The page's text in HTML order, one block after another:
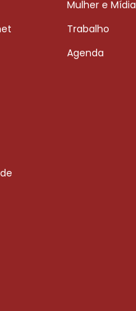
Mulher e Mídia
Trabalho
Agenda